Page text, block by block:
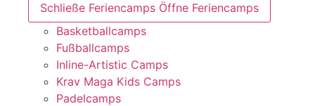
Schließe Feriencamps Öffne Feriencamps
Basketballcamps
Fußballcamps
Inline-Artistic Camps
Krav Maga Kids Camps
Padelcamps